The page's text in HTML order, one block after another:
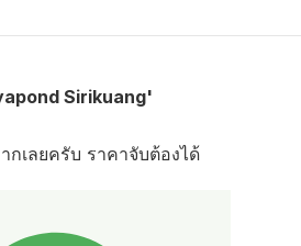
Sirikuang'
กเลยครับ ราคาจับต้องได้